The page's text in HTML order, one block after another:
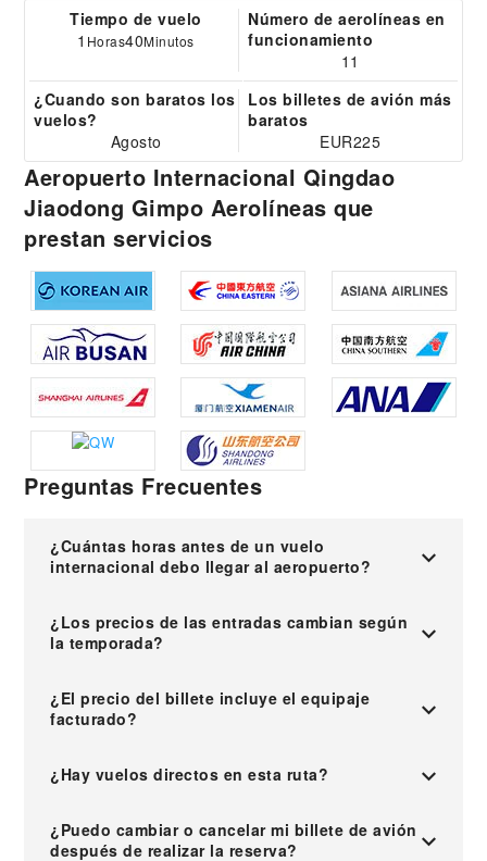
Tiempo de vuelo
1 Horas40Minutos
Número de aerolíneas en
funcionamiento
11
¿Cuando son baratos los
vuelos?
Agosto
Los billetes de avión más
baratos
EUR225
Aeropuerto Internacional Qingdao
Jiaodong Gimpo Aerolíneas que
prestan servicios
Preguntas Frecuentes
¿Cuántas horas antes de un vuelo
internacional debo llegar al aeropuerto?
¿Los precios de las entradas cambian según
la temporada?
¿El precio del billete incluye el equipaje
facturado?
¿Hay vuelos directos en esta ruta?
¿Puedo cambiar o cancelar mi billete de avión
después de realizar la reserva?